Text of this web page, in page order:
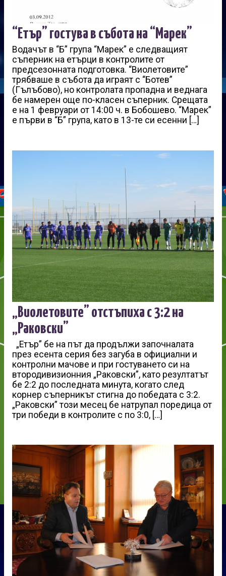
“Етър” гостува в събота на “Марек”
Водачът в “Б” група “Марек” е следващият
съперник на етърци в контролите от
предсезонната подготовка. “Виолетовите”
трябваше в събота да играят с “Ботев”
(Гълъбово), но контролата пропадна и веднага
бе намерен още по-класен съперник. Срещата
е на 1 февруари от 14:00 ч. в Бобошево. “Марек”
е първи в “Б” група, като в 13-те си есенни […]
„Виолетовите” отстъпиха с 3:2 на
„Раковски”
„Етър” бе на път да продължи започналата
през есента серия без загуба в официални и
контролни мачове и при гостуването си на
втородивизионния „Раковски”, като резултатът
бе 2:2 до последната минута, когато след
корнер съперникът стигна до победата с 3:2.
„Раковски” този месец бе натрупал поредица от
три победи в контролите с по 3:0, […]